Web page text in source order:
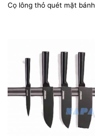
Cọ lông thỏ quét mặt bánh